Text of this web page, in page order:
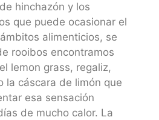
hinchazón y los
que puede ocasionar el
alimenticios, se
rooibos encontramos
lemon grass, regaliz,
la cáscara de limón que
esa sensación
de mucho calor. La